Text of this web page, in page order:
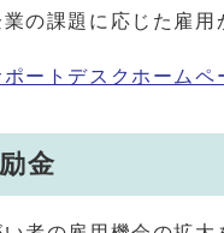
の課題に応じた雇用
ートデスクホームペ
金